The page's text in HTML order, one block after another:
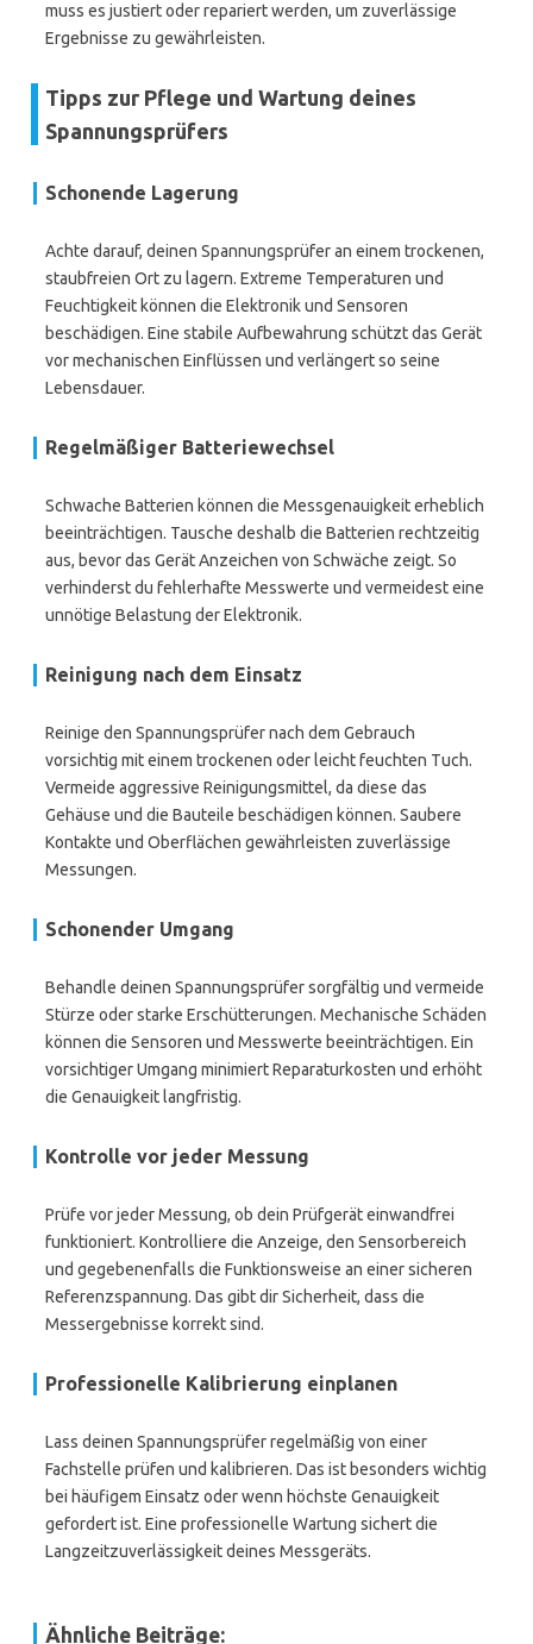
muss es justiert oder repariert werden, um zuverlässige
Ergebnisse zu gewährleisten.
Tipps zur Pflege und Wartung deines
Spannungsprüfers
Schonende Lagerung
Achte darauf, deinen Spannungsprüfer an einem trockenen,
staubfreien Ort zu lagern. Extreme Temperaturen und
Feuchtigkeit können die Elektronik und Sensoren
beschädigen. Eine stabile Aufbewahrung schützt das Gerät
vor mechanischen Einflüssen und verlängert so seine
Lebensdauer.
Regelmäßiger Batteriewechsel
Schwache Batterien können die Messgenauigkeit erheblich
beeinträchtigen. Tausche deshalb die Batterien rechtzeitig
aus, bevor das Gerät Anzeichen von Schwäche zeigt. So
verhinderst du fehlerhafte Messwerte und vermeidest eine
unnötige Belastung der Elektronik.
Reinigung nach dem Einsatz
Reinige den Spannungsprüfer nach dem Gebrauch
vorsichtig mit einem trockenen oder leicht feuchten Tuch.
Vermeide aggressive Reinigungsmittel, da diese das
Gehäuse und die Bauteile beschädigen können. Saubere
Kontakte und Oberflächen gewährleisten zuverlässige
Messungen.
Schonender Umgang
Behandle deinen Spannungsprüfer sorgfältig und vermeide
Stürze oder starke Erschütterungen. Mechanische Schäden
können die Sensoren und Messwerte beeinträchtigen. Ein
vorsichtiger Umgang minimiert Reparaturkosten und erhöht
die Genauigkeit langfristig.
Kontrolle vor jeder Messung
Prüfe vor jeder Messung, ob dein Prüfgerät einwandfrei
funktioniert. Kontrolliere die Anzeige, den Sensorbereich
und gegebenenfalls die Funktionsweise an einer sicheren
Referenzspannung. Das gibt dir Sicherheit, dass die
Messergebnisse korrekt sind.
Professionelle Kalibrierung einplanen
Lass deinen Spannungsprüfer regelmäßig von einer
Fachstelle prüfen und kalibrieren. Das ist besonders wichtig
bei häufigem Einsatz oder wenn höchste Genauigkeit
gefordert ist. Eine professionelle Wartung sichert die
Langzeitzuverlässigkeit deines Messgeräts.
Ähnliche Beiträge: